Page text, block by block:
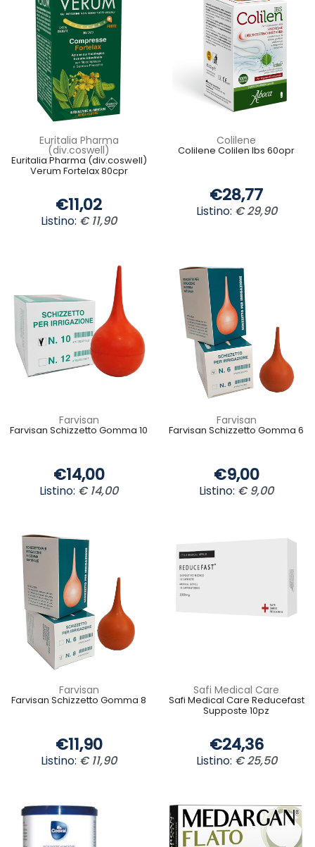
Euritalia Pharma
(div.coswell)
Euritalia Pharma (div.coswell)
Verum Fortelax 80cpr
€11,02
Listino: € 11,90
Colilene
Colilene Colilen Ibs 60opr
€28,77
Listino: € 29,90
Farvisan
Farvisan Schizzetto Gomma 10
€14,00
Listino: € 14,00
Farvisan
Farvisan Schizzetto Gomma 6
€9,00
Listino: € 9,00
Farvisan
Farvisan Schizzetto Gomma 8
€11,90
Listino: € 11,90
Safi Medical Care
Safi Medical Care Reducefast
Supposte 10pz
€24,36
Listino: € 25,50